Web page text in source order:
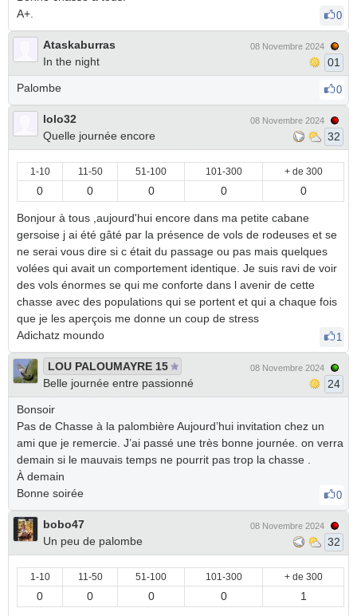
A+.
0
Ataskaburras
In the night
08 Novembre 2024
01
Palombe
0
lolo32
Quelle journée encore
08 Novembre 2024
32
1-10 11-50 51-100 101-300 + de 300
0 0 0 0 0
Bonjour à tous ,aujourd'hui encore dans ma petite cabane
gersoise j ai été gâté par la présence de vols de rodeuses et se
ne serai vous dire si c était du passage ou pas mais quelques
volées qui avait un comportement identique. Je suis ravi de voir
des vols énormes se qui me conforte dans l avenir de cette
chasse avec des populations qui se portent et qui a chaque fois
que je les aperçois me donne un coup de stress
Adichatz moundo
1
LOU PALOUMAYRE 15
Belle journée entre passionné
08 Novembre 2024
24
Bonsoir
Pas de Chasse à la palombière Aujourd’hui invitation chez un
ami que je remercie. J’ai passé une très bonne journée. on verra
demain si le mauvais temps ne pourrit pas trop la chasse .
À demain
Bonne soirée
0
bobo47
Un peu de palombe
08 Novembre 2024
32
1-10 11-50 51-100 101-300 + de 300
0 0 0 0 1